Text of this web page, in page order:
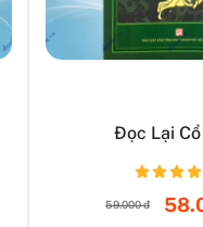
Đọc Lại
59.000 đ